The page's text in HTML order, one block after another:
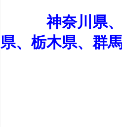
神奈川県、東
県、栃木県、群